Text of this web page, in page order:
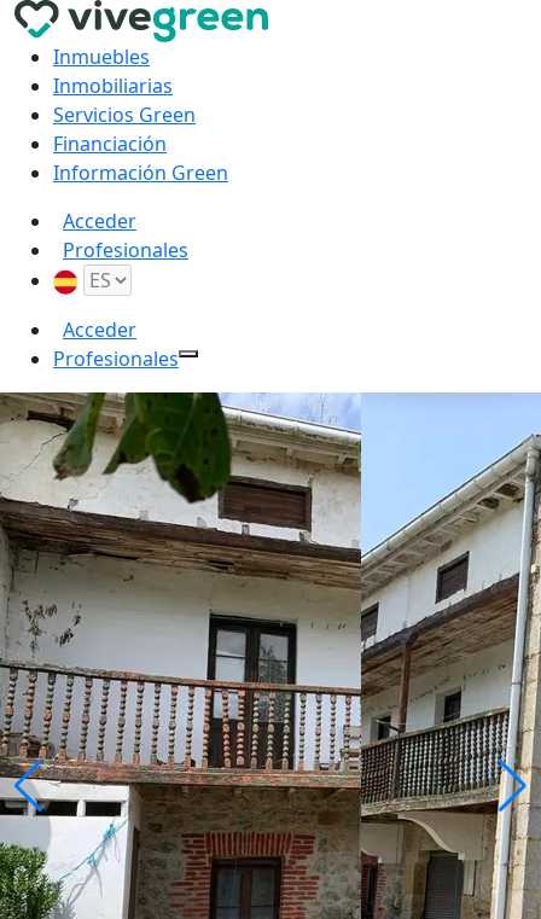
Inmuebles
Inmobiliarias
Servicios Green
Financiación
Información Green
Acceder
Profesionales
Acceder
Profesionales